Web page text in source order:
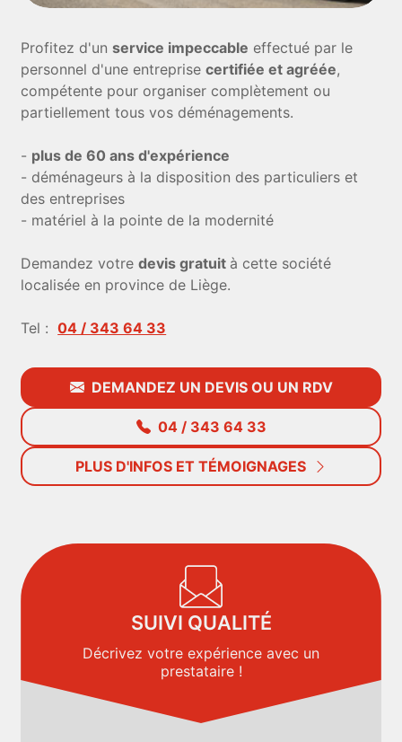
Profitez d'unservice impeccable effectué par le
personnel d'une entreprisecertifiée et agréée,
compétente pour organiser complètement ou
partiellement tous vos déménagements.
- plus de 60 ans d'expérience
- déménageurs à la disposition des particuliers et
des entreprises
- matériel à la pointe de la modernité
Demandez votredevis gratuit à cette société
localisée en province de Liège.
Tel :04 / 343 64 33
DEMANDEZ UN DEVIS OU UN RDV
04 / 343 64 33
PLUS D'INFOS ET TÉMOIGNAGES
SUIVI QUALITÉ
Décrivez votre expérience avec un
prestataire !